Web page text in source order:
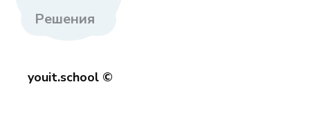
Решения
youit.school ©